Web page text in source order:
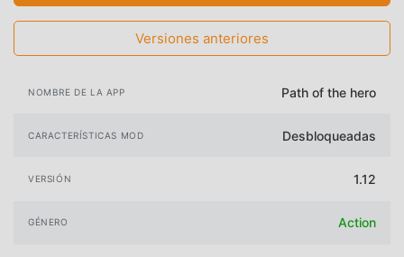
Versiones anteriores
NOMBRE DE LA APP Path of the hero
CARACTERÍSTICAS MOD Desbloqueadas
VERSIÓN 1.12
GÉNERO Action